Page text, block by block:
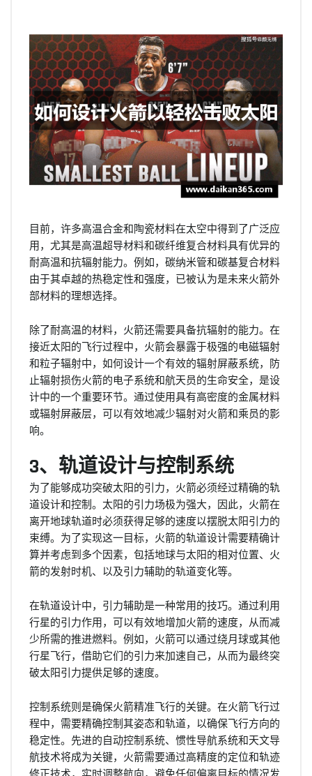
目前，许多高温合金和陶瓷材料在太空中得到了广泛应
用，尤其是高温超导材料和碳纤维复合材料具有优异的
耐高温和抗辐射能力。例如，碳纳米管和碳基复合材料
由于其卓越的热稳定性和强度，已被认为是未来火箭外
部材料的理想选择。
除了耐高温的材料，火箭还需要具备抗辐射的能力。在
接近太阳的飞行过程中，火箭会暴露于极强的电磁辐射
和粒子辐射中，如何设计一个有效的辐射屏蔽系统，防
止辐射损伤火箭的电子系统和航天员的生命安全，是设
计中的一个重要环节。通过使用具有高密度的金属材料
或辐射屏蔽层，可以有效地减少辐射对火箭和乘员的影
响。
3、轨道设计与控制系统
为了能够成功突破太阳的引力，火箭必须经过精确的轨
道设计和控制。太阳的引力场极为强大，因此，火箭在
离开地球轨道时必须获得足够的速度以摆脱太阳引力的
束缚。为了实现这一目标，火箭的轨道设计需要精确计
算并考虑到多个因素，包括地球与太阳的相对位置、火
箭的发射时机、以及引力辅助的轨道变化等。
在轨道设计中，引力辅助是一种常用的技巧。通过利用
行星的引力作用，可以有效地增加火箭的速度，从而减
少所需的推进燃料。例如，火箭可以通过绕月球或其他
行星飞行，借助它们的引力来加速自己，从而为最终突
破太阳引力提供足够的速度。
控制系统则是确保火箭精准飞行的关键。在火箭飞行过
程中，需要精确控制其姿态和轨道，以确保飞行方向的
稳定性。先进的自动控制系统、惯性导航系统和天文导
航技术将成为关键，火箭需要通过高精度的定位和轨迹
修正技术，实时调整航向，避免任何偏离目标的情况发